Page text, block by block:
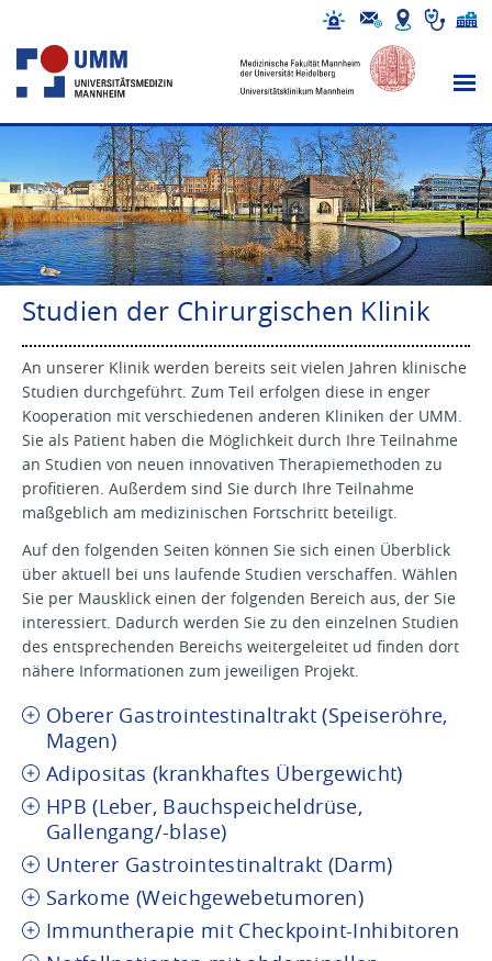
Studien der Chirurgischen Klinik
An unserer Klinik werden bereits seit vielen Jahren klinische
Studien durchgeführt. Zum Teil erfolgen diese in enger
Kooperation mit verschiedenen anderen Kliniken der UMM.
Sie als Patient haben die Möglichkeit durch Ihre Teilnahme
an Studien von neuen innovativen Therapiemethoden zu
profitieren. Außerdem sind Sie durch Ihre Teilnahme
maßgeblich am medizinischen Fortschritt beteiligt.
Auf den folgenden Seiten können Sie sich einen Überblick
über aktuell bei uns laufende Studien verschaffen. Wählen
Sie per Mausklick einen der folgenden Bereich aus, der Sie
interessiert. Dadurch werden Sie zu den einzelnen Studien
des entsprechenden Bereichs weitergeleitet ud finden dort
nähere Informationen zum jeweiligen Projekt.
Oberer Gastrointestinaltrakt (Speiseröhre,
Magen)
Adipositas (krankhaftes Übergewicht)
HPB (Leber, Bauchspeicheldrüse,
Gallengang/-blase)
Unterer Gastrointestinaltrakt (Darm)
Sarkome (Weichgewebetumoren)
Immuntherapie mit Checkpoint-Inhibitoren